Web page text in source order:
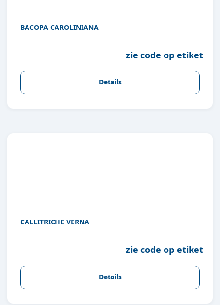
BACOPA CAROLINIANA
zie code op etiket
Details
CALLITRICHE VERNA
zie code op etiket
Details